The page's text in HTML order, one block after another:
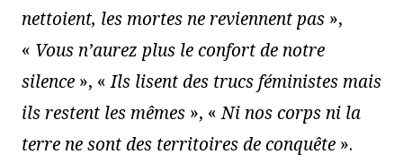
nettoient, les mortes ne reviennent pas »,
« Vous n’aurez plus le confort de notre
silence », «Ils lisent des trucs féministes mais
ils restent les mêmes », «Ni nos corps ni la
terre ne sont des territoires de conquête ».